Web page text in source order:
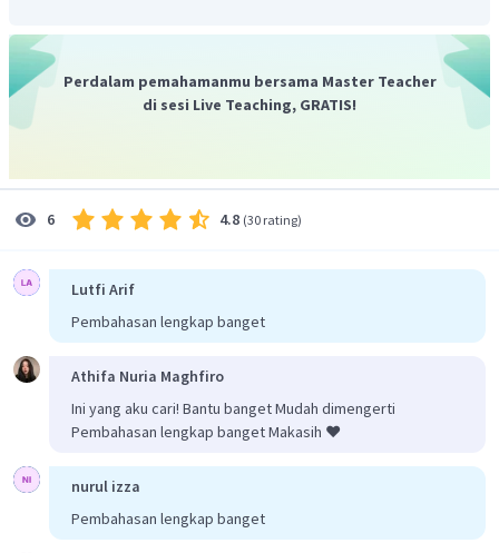
mol
yang terbentuk adalah 0,2 mol sehingga dapat
ditentukan massanya
Jadi, jawaban yang benar adalah C.
Perdalam pemahamanmu bersama Master Teacher
di sesi Live Teaching, GRATIS!
6 4.8 (30 rating)
Lutfi Arif
Pembahasan lengkap banget
Athifa Nuria Maghfiro
Ini yang aku cari! Bantu banget Mudah dimengerti
Pembahasan lengkap banget Makasih ❤️
nurul izza
Pembahasan lengkap banget